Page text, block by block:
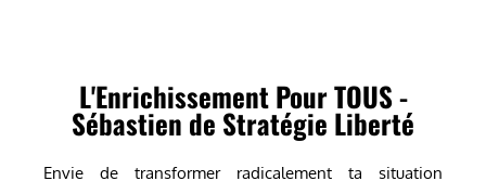
L'Enrichissement Pour TOUS -
Sébastien de Stratégie Liberté
Envie de transformer radicalement ta situation